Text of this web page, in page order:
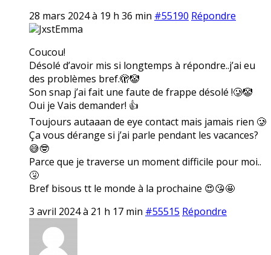
28 mars 2024 à 19 h 36 min #55190 Répondre
JxstEmma
Coucou!
Désolé d’avoir mis si longtemps à répondre..j’ai eu
des problèmes bref.🫣🤡
Son snap j’ai fait une faute de frappe désolé !🥲🤡
Oui je Vais demander! 👍
Toujours autaaan de eye contact mais jamais rien 🥲
Ça vous dérange si j’ai parle pendant les vacances?
😅🤓
Parce que je traverse un moment difficile pour moi..
🤧
Bref bisous tt le monde à la prochaine 😍😘🤩
3 avril 2024 à 21 h 17 min #55515 Répondre